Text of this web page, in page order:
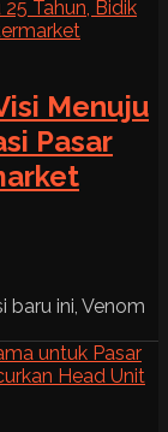
Menuju
Pasar
baru ini, Venom